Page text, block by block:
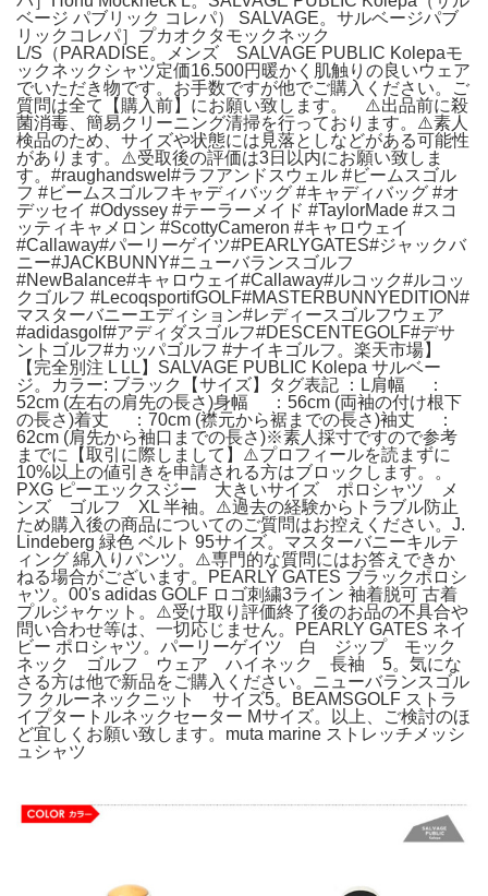
ベージ パブリック コレパ） SALVAGE。サルベージパブ
リックコレパ］プカオクタモックネック
L/S（PARADISE。メンズ SALVAGE PUBLIC Kolepaモ
ックネックシャツ定価16.500円暖かく肌触りの良いウェア
でいただき物です。お手数ですが他でご購入ください。ご
質問は全て【購入前】にお願い致します。 ⚠️出品前に殺
菌消毒、簡易クリーニング清掃を行っております。⚠️素人
検品のため、サイズや状態には見落としなどがある可能性
があります。⚠️受取後の評価は3日以内にお願い致しま
す。#raughandswel#ラフアンドスウェル #ビームスゴル
フ #ビームスゴルフキャディバッグ #キャディバッグ #オ
デッセイ #Odyssey #テーラーメイド #TaylorMade #スコ
ッティキャメロン #ScottyCameron #キャロウェイ
#Callaway#パーリーゲイツ#PEARLYGATES#ジャックバ
ニー#JACKBUNNY#ニューバランスゴルフ
#NewBalance#キャロウェイ#Callaway#ルコック#ルコッ
クゴルフ #LecoqsportifGOLF#MASTERBUNNYEDITION#
マスターバニーエディション#レディースゴルフウェア
#adidasgolf#アディダスゴルフ#DESCENTEGOLF#デサ
ントゴルフ#カッパゴルフ #ナイキゴルフ。楽天市場】
【完全別注 L LL】SALVAGE PUBLIC Kolepa サルベー
ジ。カラー: ブラック【サイズ】タグ表記 ：L肩幅 ：
52cm (左右の肩先の長さ)身幅 ：56cm (両袖の付け根下
の長さ)着丈 ：70cm (襟元から裾までの長さ)袖丈 ：
62cm (肩先から袖口までの長さ)※素人採寸ですので参考
までに【取引に際しまして】⚠️プロフィールを読まずに
10%以上の値引きを申請される方はブロックします。。
PXG ピーエックスジー 大きいサイズ ポロシャツ メ
ンズ ゴルフ XL 半袖。⚠️過去の経験からトラブル防止
ため購入後の商品についてのご質問はお控えください。J.
Lindeberg 緑色 ベルト 95サイズ。マスターバニーキルテ
ィング 綿入りパンツ。⚠️専門的な質問にはお答えできか
ねる場合がございます。PEARLY GATES ブラックポロシ
ャツ。00's adidas GOLF ロゴ刺繍3ライン 袖着脱可 古着
プルジャケット。⚠️受け取り評価終了後のお品の不具合や
問い合わせ等は、一切応じません。PEARLY GATES ネイ
ビー ポロシャツ。パーリーゲイツ 白 ジップ モック
ネック ゴルフ ウェア ハイネック 長袖 5。気にな
さる方は他で新品をご購入ください。ニューバランスゴル
フ クルーネックニット サイズ5。BEAMSGOLF ストラ
イプタートルネックセーター Mサイズ。以上、ご検討のほ
ど宜しくお願い致します。muta marine ストレッチメッシ
ュシャツ